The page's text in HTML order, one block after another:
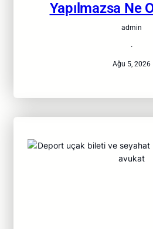
Yapılmazsa Ne
admin
·
Ağu 5, 2026